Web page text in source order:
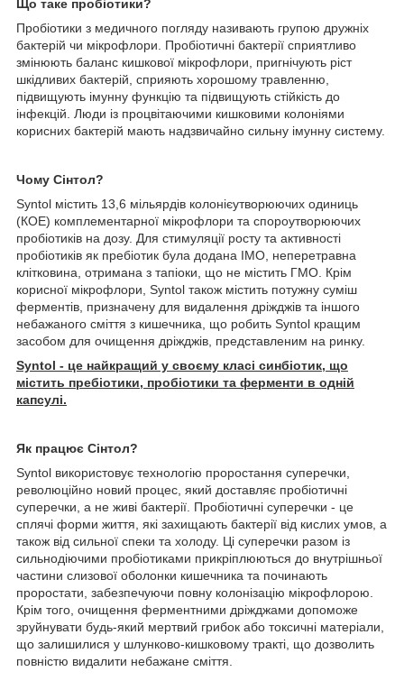
Що таке пробіотики?
Пробіотики з медичного погляду називають групою дружніх
бактерій чи мікрофлори. Пробіотичні бактерії сприятливо
змінюють баланс кишкової мікрофлори, пригнічують ріст
шкідливих бактерій, сприяють хорошому травленню,
підвищують імунну функцію та підвищують стійкість до
інфекцій. Люди із процвітаючими кишковими колоніями
корисних бактерій мають надзвичайно сильну імунну систему.
Чому Сінтол?
Syntol містить 13,6 мільярдів колонієутворюючих одиниць
(КОЕ) комплементарної мікрофлори та спороутворюючих
пробіотиків на дозу. Для стимуляції росту та активності
пробіотиків як пребіотик була додана ІМО, неперетравна
клітковина, отримана з тапіоки, що не містить ГМО. Крім
корисної мікрофлори, Syntol також містить потужну суміш
ферментів, призначену для видалення дріжджів та іншого
небажаного сміття з кишечника, що робить Syntol кращим
засобом для очищення дріжджів, представленим на ринку.
Syntol - це найкращий у своєму класі синбіотик, що
містить пребіотики, пробіотики та ферменти в одній
капсулі.
Як працює Сінтол?
Syntol використовує технологію проростання суперечки,
революційно новий процес, який доставляє пробіотичні
суперечки, а не живі бактерії. Пробіотичні суперечки - це
сплячі форми життя, які захищають бактерії від кислих умов, а
також від сильної спеки та холоду. Ці суперечки разом із
сильнодіючими пробіотиками прикріплюються до внутрішньої
частини слизової оболонки кишечника та починають
проростати, забезпечуючи повну колонізацію мікрофлорою.
Крім того, очищення ферментними дріжджами допоможе
зруйнувати будь-який мертвий грибок або токсичні матеріали,
що залишилися у шлунково-кишковому тракті, що дозволить
повністю видалити небажане сміття.